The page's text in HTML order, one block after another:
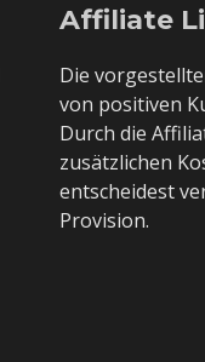
Affiliate
Die
von positiven
Durch die
zusätzlichen
entscheidest
Provision.